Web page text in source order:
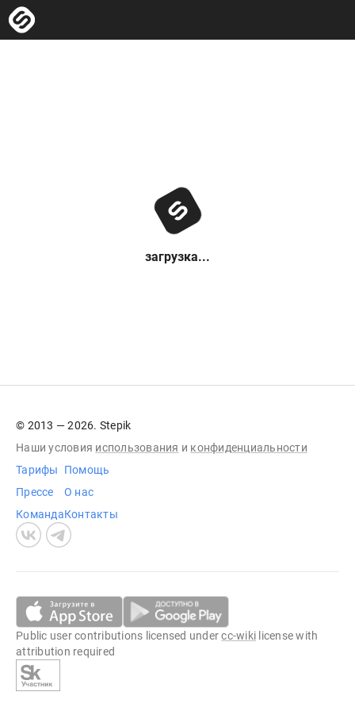
загрузка...
© 2013 — 2026. Stepik
Наши условия использования и конфиденциальности
Тарифы
Прессе
Команда
Помощь
О нас
Контакты
Public user contributions licensed undercc-wiki license with
attribution required